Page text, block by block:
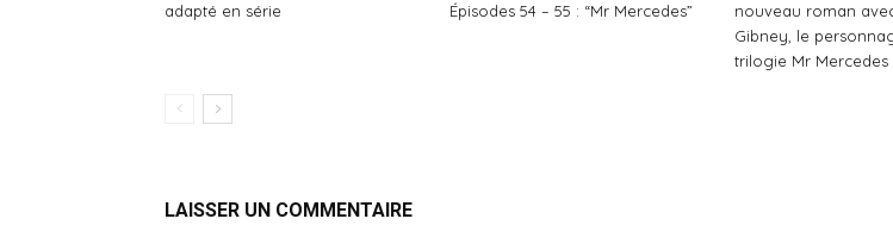
adapté en série
Épisodes 54 – 55 : “Mr Mercedes”
nouveau roman
Gibney, le
trilogie Mr Mercedes
LAISSER UN COMMENTAIRE